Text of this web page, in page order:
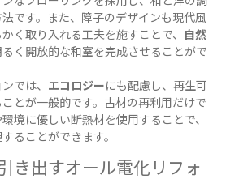
です。また、障子のデザインも現代風
く取り入れる工夫を施すことで、 自然
るく開放的な和室を完成させることがで
では、 エコロジーにも配慮し、再生可
とが一般的です。古材の再利用だけで
境に優しい断熱材を使用することで、
ることができます。
き出すオール電化リフォ